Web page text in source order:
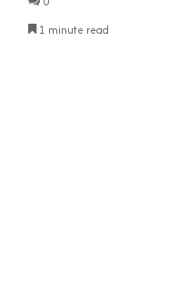
1 minute read